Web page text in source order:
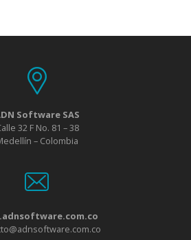
Software SAS
32 F No. 81 – 38
– Colombia